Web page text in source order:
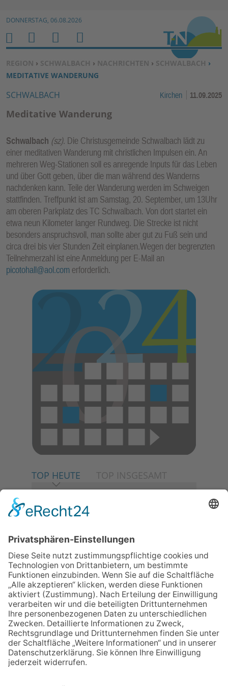
Zum Inhalt springen ↓
DONNERSTAG, 06.08.2026
SIE BEFINDEN SICH HIER:
REGION › SCHWALBACH › NACHRICHTEN › SCHWALBACH ›
MEDITATIVE WANDERUNG
SCHWALBACH Kirchen 11.09.2025
Meditative Wanderung
Schwalbach (sz). Die Christusgemeinde Schwalbach lädt zu
einer meditativen Wanderung mit christlichen Impulsen ein. An
mehreren Weg-Stationen soll es anregende Inputs für das Leben
und über Gott geben, über die man während des Wanderns
nachdenken kann. Teile der Wanderung werden im Schweigen
stattfinden. Treffpunkt ist am Samstag, 20. September, um 13Uhr
am oberen Parkplatz des TC Schwalbach. Von dort startet ein
etwa neun Kilometer langer Rundweg. Die Strecke ist nicht
besonders anspruchsvoll, man sollte aber gut zu Fuß sein und
circa drei bis vier Stunden Zeit einplanen.Wegen der begrenzten
Teilnehmerzahl ist eine Anmeldung per E-Mail an
picotohall@aol.com erforderlich.
TOP HEUTE TOP INSGESAMT
06.08.2026
Baustellenführung führt auch in
die Zukunft der Stadt
Königstein
06.08.2026
Gewinnspiel zum Start ins
Schuljahr
06.08.2026
Klinikforum zum Thema
Karpaltunnelsyndrom
06.08.2026
„Rock auf der Burg“ lässt
Königstein beben
H
O
M
E
M
E
N
U
S
U
C
H
E
N
B
E
N
Z
R
F
U
N
K
TI
O
N
E
N